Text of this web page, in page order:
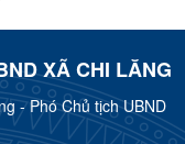
XÃ CHI LĂNG
- Phó Chủ tịch UBND